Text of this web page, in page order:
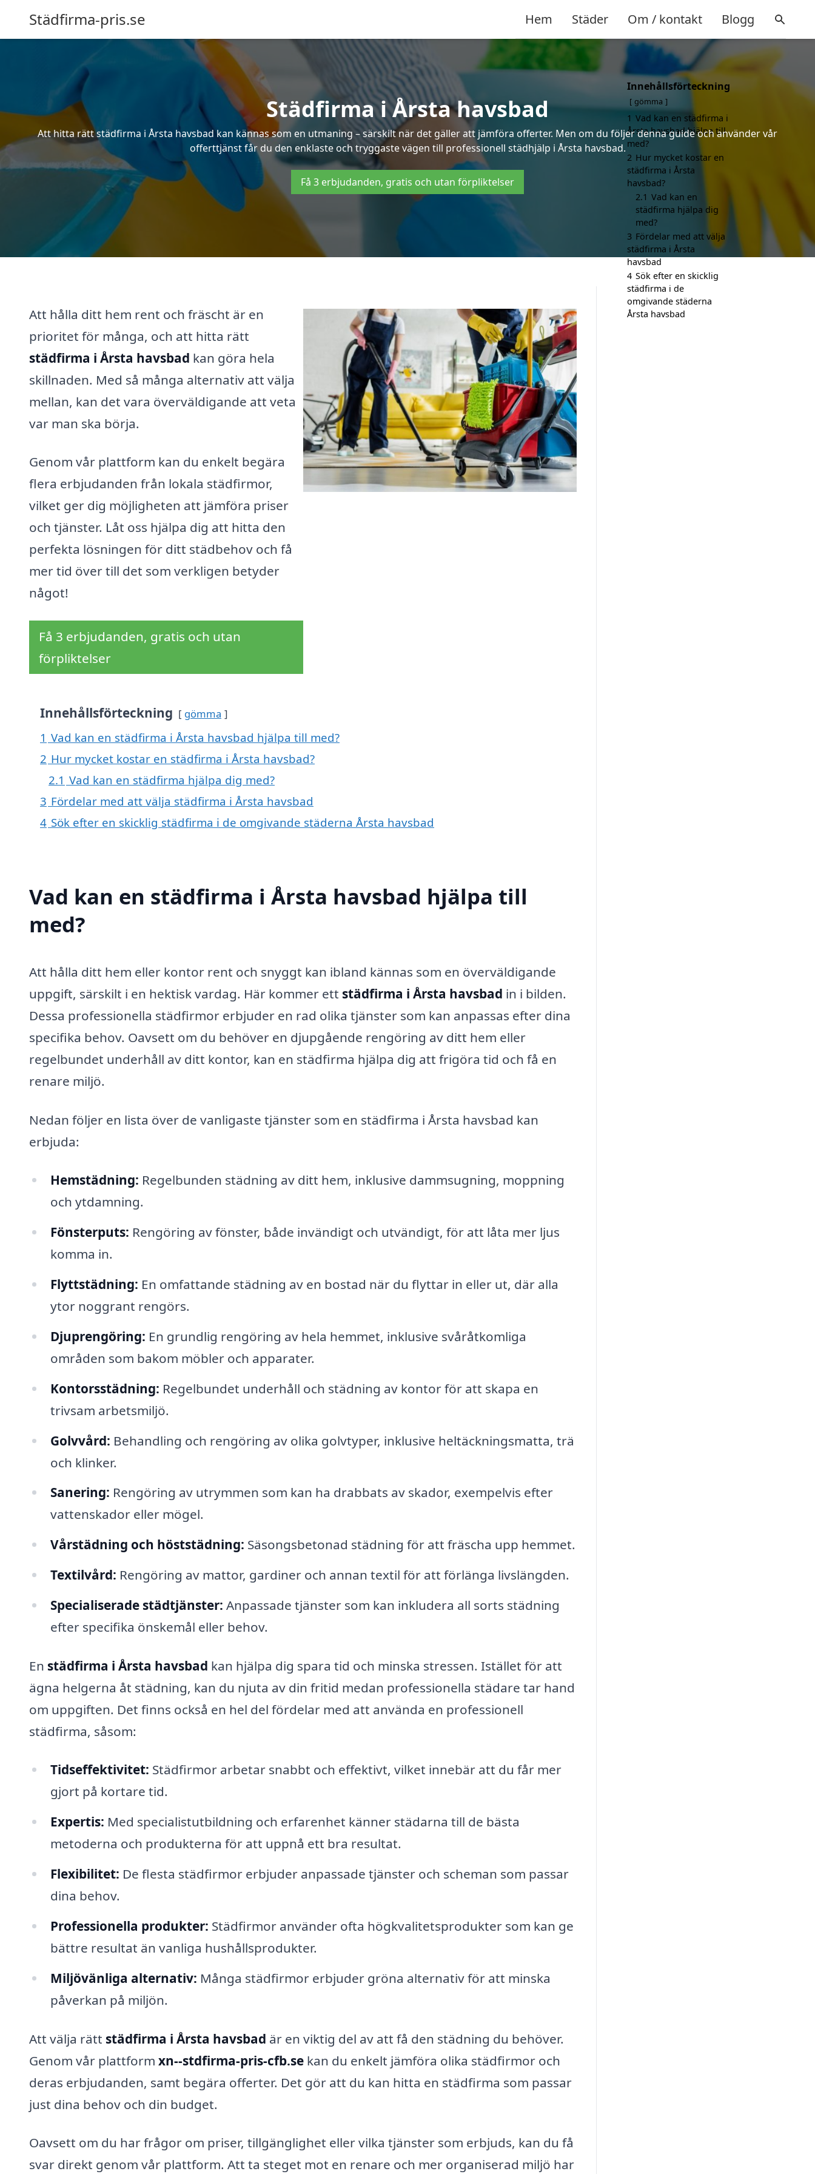
Städfirma-pris.se Hem Städer Om / kontakt Blogg
Städfirma i Årsta havsbad
Att hitta rätt städfirma i Årsta havsbad kan kännas som en utmaning – särskilt när det gäller att jämföra offerter. Men om du följer denna guide och använder vår
offerttjänst får du den enklaste och tryggaste vägen till professionell städhjälp i Årsta havsbad.
Få 3 erbjudanden, gratis och utan förpliktelser
Att hålla ditt hem rent och fräscht är en
prioritet för många, och att hitta rätt
städfirma i Årsta havsbad kan göra hela
skillnaden. Med så många alternativ att välja
mellan, kan det vara överväldigande att veta
var man ska börja.
Genom vår plattform kan du enkelt begära
flera erbjudanden från lokala städfirmor,
vilket ger dig möjligheten att jämföra priser
och tjänster. Låt oss hjälpa dig att hitta den
perfekta lösningen för ditt städbehov och få
mer tid över till det som verkligen betyder
något!
Få 3 erbjudanden, gratis och utan
förpliktelser
Innehållsförteckning gömma
1 Vad kan en städfirma i Årsta havsbad hjälpa till med?
2 Hur mycket kostar en städfirma i Årsta havsbad?
2.1 Vad kan en städfirma hjälpa dig med?
3 Fördelar med att välja städfirma i Årsta havsbad
4 Sök efter en skicklig städfirma i de omgivande städerna Årsta havsbad
Vad kan en städfirma i Årsta havsbad hjälpa till
med?
Att hålla ditt hem eller kontor rent och snyggt kan ibland kännas som en överväldigande
uppgift, särskilt i en hektisk vardag. Här kommer ett städfirma i Årsta havsbad in i bilden.
Dessa professionella städfirmor erbjuder en rad olika tjänster som kan anpassas efter dina
specifika behov. Oavsett om du behöver en djupgående rengöring av ditt hem eller
regelbundet underhåll av ditt kontor, kan en städfirma hjälpa dig att frigöra tid och få en
renare miljö.
Nedan följer en lista över de vanligaste tjänster som en städfirma i Årsta havsbad kan
erbjuda:
Hemstädning: Regelbunden städning av ditt hem, inklusive dammsugning, moppning
och ytdamning.
Fönsterputs: Rengöring av fönster, både invändigt och utvändigt, för att låta mer ljus
komma in.
Flyttstädning: En omfattande städning av en bostad när du flyttar in eller ut, där alla
ytor noggrant rengörs.
Djuprengöring: En grundlig rengöring av hela hemmet, inklusive svåråtkomliga
områden som bakom möbler och apparater.
Kontorsstädning: Regelbundet underhåll och städning av kontor för att skapa en
trivsam arbetsmiljö.
Golvvård: Behandling och rengöring av olika golvtyper, inklusive heltäckningsmatta, trä
och klinker.
Sanering: Rengöring av utrymmen som kan ha drabbats av skador, exempelvis efter
vattenskador eller mögel.
Vårstädning och höststädning: Säsongsbetonad städning för att fräscha upp hemmet.
Textilvård: Rengöring av mattor, gardiner och annan textil för att förlänga livslängden.
Specialiserade städtjänster: Anpassade tjänster som kan inkludera all sorts städning
efter specifika önskemål eller behov.
En städfirma i Årsta havsbad kan hjälpa dig spara tid och minska stressen. Istället för att
ägna helgerna åt städning, kan du njuta av din fritid medan professionella städare tar hand
om uppgiften. Det finns också en hel del fördelar med att använda en professionell
städfirma, såsom:
Tidseffektivitet: Städfirmor arbetar snabbt och effektivt, vilket innebär att du får mer
gjort på kortare tid.
Expertis: Med specialistutbildning och erfarenhet känner städarna till de bästa
metoderna och produkterna för att uppnå ett bra resultat.
Flexibilitet: De flesta städfirmor erbjuder anpassade tjänster och scheman som passar
dina behov.
Professionella produkter: Städfirmor använder ofta högkvalitetsprodukter som kan ge
bättre resultat än vanliga hushållsprodukter.
Miljövänliga alternativ: Många städfirmor erbjuder gröna alternativ för att minska
påverkan på miljön.
Att välja rätt städfirma i Årsta havsbad är en viktig del av att få den städning du behöver.
Genom vår plattform xn--stdfirma-pris-cfb.se kan du enkelt jämföra olika städfirmor och
deras erbjudanden, samt begära offerter. Det gör att du kan hitta en städfirma som passar
just dina behov och din budget.
Oavsett om du har frågor om priser, tillgänglighet eller vilka tjänster som erbjuds, kan du få
svar direkt genom vår plattform. Att ta steget mot en renare och mer organiserad miljö har
Innehållsförteckning
gömma
1 Vad kan en städfirma i
Årsta havsbad hjälpa till
med?
2 Hur mycket kostar en
städfirma i Årsta
havsbad?
2.1 Vad kan en
städfirma hjälpa dig
med?
3 Fördelar med att välja
städfirma i Årsta
havsbad
4 Sök efter en skicklig
städfirma i de
omgivande städerna
Årsta havsbad